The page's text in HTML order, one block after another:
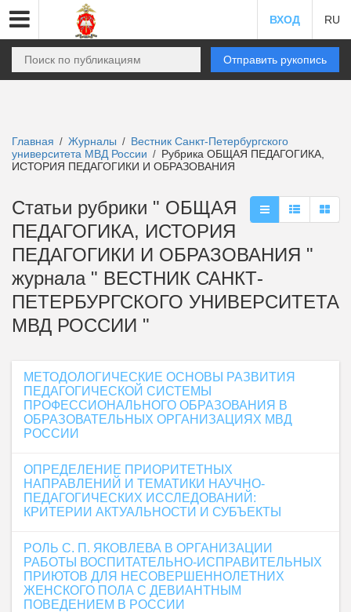
ВХОД RU
Отправить рукопись
Главная / Журналы / Вестник Санкт-Петербургского
университета МВД России / Рубрика ОБЩАЯ ПЕДАГОГИКА,
ИСТОРИЯ ПЕДАГОГИКИ И ОБРАЗОВАНИЯ
Статьи рубрики " ОБЩАЯ
ПЕДАГОГИКА, ИСТОРИЯ
ПЕДАГОГИКИ И ОБРАЗОВАНИЯ "
журнала " ВЕСТНИК САНКТ-
ПЕТЕРБУРГСКОГО УНИВЕРСИТЕТА
МВД РОССИИ "
МЕТОДОЛОГИЧЕСКИЕ ОСНОВЫ РАЗВИТИЯ
ПЕДАГОГИЧЕСКОЙ СИСТЕМЫ
ПРОФЕССИОНАЛЬНОГО ОБРАЗОВАНИЯ В
ОБРАЗОВАТЕЛЬНЫХ ОРГАНИЗАЦИЯХ МВД
РОССИИ
ОПРЕДЕЛЕНИЕ ПРИОРИТЕТНЫХ
НАПРАВЛЕНИЙ И ТЕМАТИКИ НАУЧНО-
ПЕДАГОГИЧЕСКИХ ИССЛЕДОВАНИЙ:
КРИТЕРИИ АКТУАЛЬНОСТИ И СУБЪЕКТЫ
РОЛЬ С. П. ЯКОВЛЕВА В ОРГАНИЗАЦИИ
РАБОТЫ ВОСПИТАТЕЛЬНО-ИСПРАВИТЕЛЬНЫХ
ПРИЮТОВ ДЛЯ НЕСОВЕРШЕННОЛЕТНИХ
ЖЕНСКОГО ПОЛА С ДЕВИАНТНЫМ
ПОВЕДЕНИЕМ В РОССИИ